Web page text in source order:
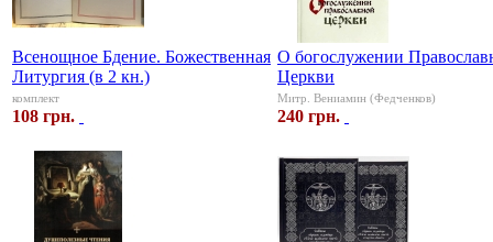
Всенощное Бдение. Божественная
Литургия (в 2 кн.)
комплект
108 грн.
О богослужении
Церкви
Митр. Вениамин (Федченков)
240 грн.